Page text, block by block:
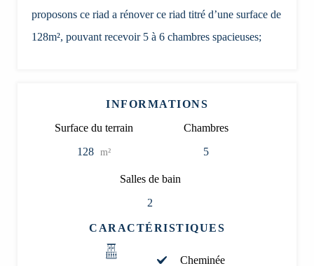
INFORMATIONS
Chambres
5
Salles de bain
2
Surface du terrain
128 m²
CARACTÉRISTIQUES
Cheminée
proposons ce riad a rénover ce riad titré d’une surface de
128m², pouvant recevoir 5 à 6 chambres spacieuses;